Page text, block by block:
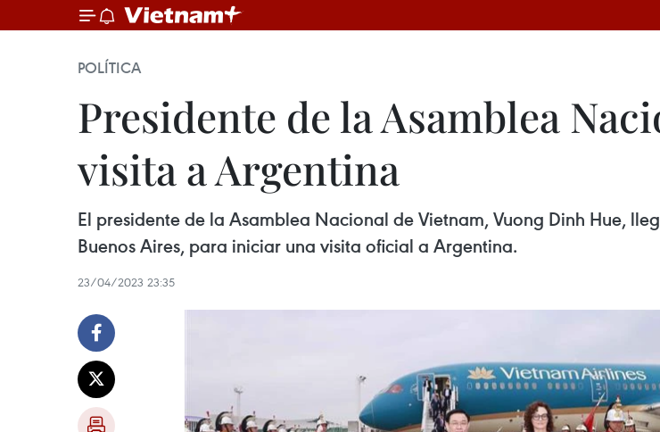
POLÍTICA
Presidente de la Asamblea
visita a Argentina
El presidente de la Asamblea Nacional de Vietnam, Vuong Dinh Hue,
Buenos Aires, para iniciar una visita oficial a Argentina.
23/04/2023 23:35